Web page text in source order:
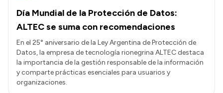
Día Mundial de la Protección de Datos:
ALTEC se suma con recomendaciones
En el 25° aniversario de la Ley Argentina de Protección de
Datos, la empresa de tecnología rionegrina ALTEC destaca
la importancia de la gestión responsable de la información
y comparte prácticas esenciales para usuarios y
organizaciones.